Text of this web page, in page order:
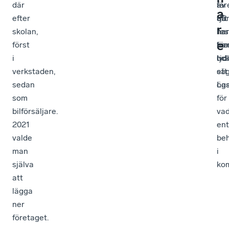
där
efter
skolan,
först
i
verkstaden,
sedan
som
bilförsäljare.
2021
valde
man
själva
att
lägga
ner
företaget.
har
ett
för
i
–
då
har
a
r
e
av
att
tid.